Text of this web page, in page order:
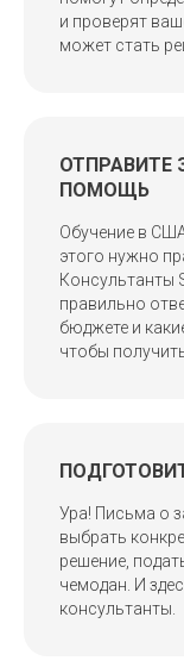
и проверят
может стать
ОТПРАВИТЕ
ПОМОЩЬ
Обучение в
этого нужно
Консультанты
правильно
бюджете и
чтобы
Ура! Письма о
выбрать
решение,
чемодан. И
консультанты.